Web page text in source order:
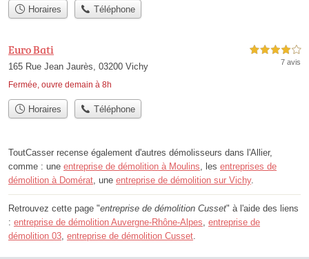
Horaires Téléphone
Euro Bati
165 Rue Jean Jaurès, 03200 Vichy
Fermée, ouvre demain à 8h
4,0 étoiles sur 5
7 avis
Horaires Téléphone
ToutCasser recense également d'autres démolisseurs dans l'Allier,
comme : une entreprise de démolition à Moulins, les entreprises de
démolition à Domérat, une entreprise de démolition sur Vichy.
Retrouvez cette page "entreprise de démolition Cusset" à l'aide des liens
: entreprise de démolition Auvergne-Rhône-Alpes, entreprise de
démolition 03, entreprise de démolition Cusset.